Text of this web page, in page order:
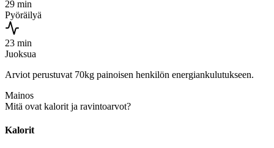
29 min
Pyöräilyä
23 min
Juoksua
Arviot perustuvat 70kg painoisen henkilön energiankulutukseen.
Mainos
Mitä ovat kalorit ja ravintoarvot?
Kalorit